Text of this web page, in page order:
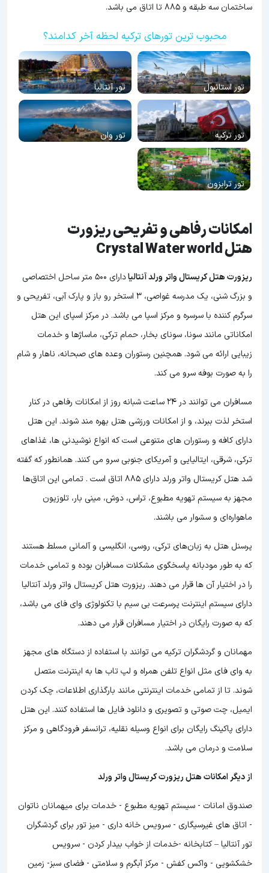
ساختمان سه طبقه و 885 تا اتاق می باشد.
محبوب ترین تورهای ترکیه لحظه آخر کدامند؟
تور استانبول تور آنتالیا
تور ترکیه تور وان
تور ترابزون
امکانات رفاهی و تفریحی ریزورت
هتل Crystal Water world
ریزورت هتل کریستال واتر ورلد آنتالیا
دارای 500 متر ساحل اختصاصی
و بزرگ شنی، یک مدرسه غواصی، 3 استخر رو باز و پارک آبی، تفریحی و
سرگرم کننده با سرسره و مرکز اسپا می باشد. در مرکز اسپای این هتل
امکاناتی مانند سونا، سونای بخار، حمام ترکی، ماساژها و خدمات
زیبایی ارائه می شود. همچنین رستوران وعده های صبحانه، ناهار و شام
را به صورت بوفه سرو می کند.
مسافران می توانند در 24 ساعت شبانه روز از امکانات رفاهی در کنار
استخر لذت ببرند، و از امکانات ورزشی هتل بهره مند شوند. این هتل
دارای کافه و رستوران های متنوعی است که انواع نوشیدنی ها، غذاهای
ترکی، شرقی، ایتالیایی و آمریکای جنوبی سرو می کنند. همانطور که گفته
شد هتل کریستال واتر ورلد دارای 885 اتاق است . تمامی این اتاق‌ها
مجهز به سیستم تهویه مطبوع، تراس، دوش، مینی بار، تلوزیون
ماهواره‌ای و سشوار می باشند.
پرسنل هتل به زبان‌های ترکی، روسی، انگلیسی و آلمانی مسلط هستند
که به طور مودبانه پاسخگوی مشکلات مسافران بوده و تمامی خدمات
را در اختیار آن ها قرار می دهند. ریزورت هتل کریستال واتر ورلد آنتالیا
دارای سیستم اینترنت پرسرعت بی سیم با تکنولوژی وای فای می باشد،
که به صورت رایگان در اختیار مسافران قرار می دهند.
مهمانان و گردشگران ترکیه می توانند با استفاده از دستگاه های مجهز
به وای فای مثل انواع تلفن همراه و لپ تاب ها به اینترنت متصل
شوند. تا از تمامی خدمات اینترنتی مانند بارگذاری اطلاعات، چک کردن
ایمیل، چت صوتی و تصویری و دانلود فایل ها استفاده کنند. این هتل
دارای پاکینگ رایگان برای انواع وسیله نقلیه، ترانسفر فرودگاهی و مرکز
سلامت و درمان می باشد.
از دیگر امکانات هتل ریزورت کریستال واتر ورلد
صندوق امانات - سیستم تهویه مطبوع - خدمات برای میهمانان ناتوان
- اتاق های غیرسیگاری - سرویس خانه داری - میز تور برای گردشگران
تور آنتالیا – کتابخانه -خدمات از خواب بیدار کردن - سرویس
خشکشویی - واکس کفش - مرکز آبگرم و سلامتی - فضای سبز- زمین